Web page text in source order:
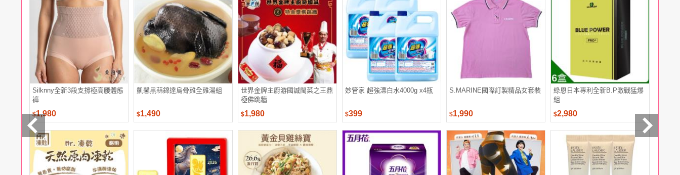
電腦
週邊 電玩
耳機
保養
彩妝 美髮
Silknny全新3段支撐極高腰體態
褲
$1,980
凱馨黑蒜錦達烏骨雞全雞湯組
$1,490
世界金牌主廚游國誠閩菜之王鼎
極佛跳牆
$1,980
妙管家 超強漂白水4000g x4瓶
$399
S.MARINE國際訂製精品女套裝
$1,990
綠恩日本專利全新B.P激戰猛爆
組
$2,980 $45